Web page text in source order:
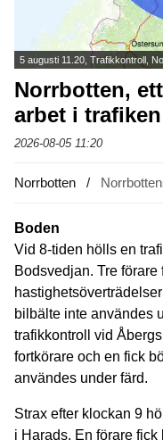
5 augusti 11.20, Trafikkontroll,
Norrbotten,
arbet i trafiken
2026-08-05 11:20
Norrbotten
Boden
Vid 8-tiden hölls en
Bodsvedjan. Tre
bilbälte inte användes
trafikkontroll vid
fortkörare och en fick
användes under färd.
Strax efter klockan 9
i Harads. En förare fick